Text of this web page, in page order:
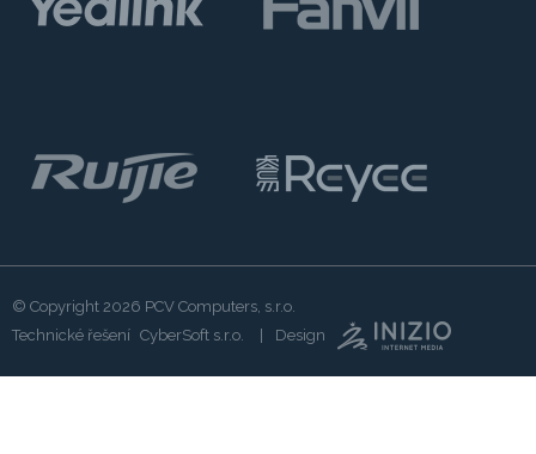
© Copyright 2026 PCV Computers, s.r.o.
Technické řešení CyberSoft s.r.o. Design